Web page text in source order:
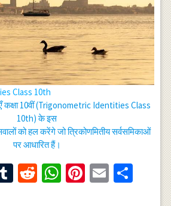
Class 10th
कक्षा 10वीं (Trigonometric Identities Class
10th) के इस
को हल करेंगे जो त्रिकोणमितीय सर्वसमिकाओं
पर आधारित हैं।
Tumblr
RedditWhatsApp
Pinterest
Email